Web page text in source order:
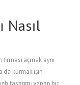
Nasıl
açmak aynı
da kurmak işin
tasarımı yapan bir